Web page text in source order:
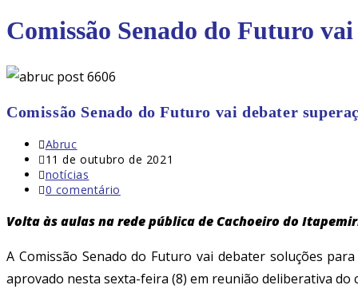
site
Comissão Senado do Futuro
Comissão Senado do Futuro vai debater
Autor
do
post:
Abruc
Post
publicado:
11 de outubro de 2021
Categoria
do
notícias
Comentários
post:
0 comentário
Volta às aulas na rede pública de Cachoeiro do
A Comissão Senado do Futuro vai debater soluções
aprovado nesta sexta-feira (8) em reunião deliberativa do